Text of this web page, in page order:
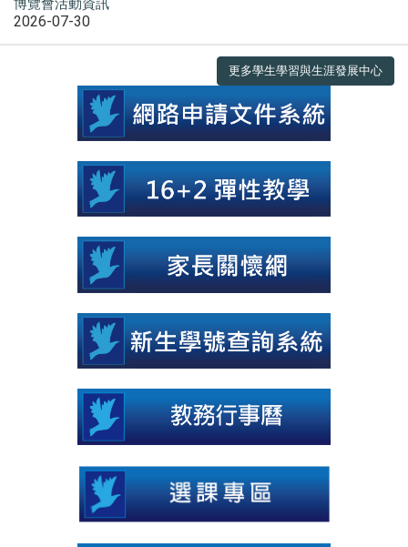
2026-07-30
更多學生學習與生涯發展中心